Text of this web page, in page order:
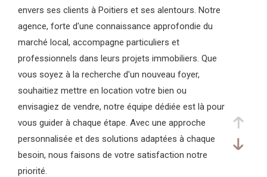
envers ses clients à Poitiers et ses alentours. Notre
agence, forte d'une connaissance approfondie du
marché local, accompagne particuliers et
professionnels dans leurs projets immobiliers. Que
vous soyez à la recherche d'un nouveau foyer,
souhaitiez mettre en location votre bien ou
envisagiez de vendre, notre équipe dédiée est là pour
vous guider à chaque étape. Avec une approche
personnalisée et des solutions adaptées à chaque
besoin, nous faisons de votre satisfaction notre
priorité.